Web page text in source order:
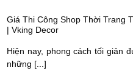
Giá Thi Công Shop Thời Trang
| Vking Decor
Hiện nay, phong cách tối giản
những [...]